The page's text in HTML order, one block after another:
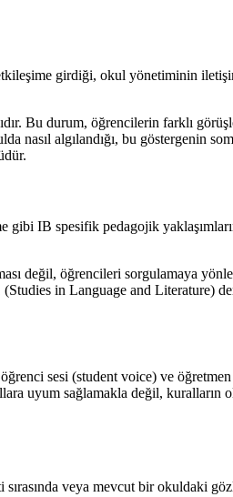
girdiği, okul yönetiminin
Bu durum, öğrencilerin farklı
nasıl algılandığı, bu göstergenin
gibi IB spesifik pedagojik
değil, öğrencileri sorgulamaya
in Language and Literature)
sesi (student voice) ve
uyum sağlamakla değil, kuralların
veya mevcut bir okuldaki